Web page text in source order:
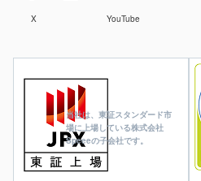
当社は、東証スタンダード市
場に上場している株式会社
Speeeの子会社です。
X YouTube